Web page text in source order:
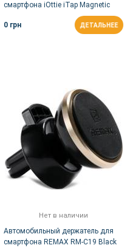
смартфона iOttie iTap Magnetic
Black Slot Mount (HLCRIO152)
0 грн
ДЕТАЛЬНЕЕ
Нет в наличии
Автомобильный держатель для
смартфона REMAX RM-C19 Black